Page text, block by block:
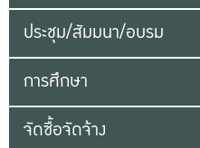
ประชุม/สัมมนา/อบรม
การศึกษา
จัดซื้อจัดจ้าง